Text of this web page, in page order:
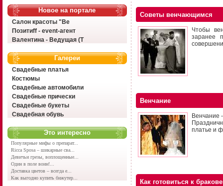
Новое на портале
Салон красоты "Ве
Позитиff - event-агент
Валентина - Ведущая (Т
Галереи
Свадебные платья
Костюмы
Свадебные автомобили
Свадебные прически
Свадебные букеты
Свадебная обувь
Это интересно
Популярные мифы о препарат...
Ricca Sposa – шикарные сва...
Девичьи грезы, воплощенные...
Один в поле воин!...
Доставка цветов – всегда е...
Как выгодно купить бижутер...
Советы венчающимся
Чтобы
заранее
Венчание
Венчание
платье и
Как готовиться к